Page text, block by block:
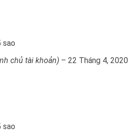
sao
chủ tài khoản) – 22 Tháng 4, 2020
sao